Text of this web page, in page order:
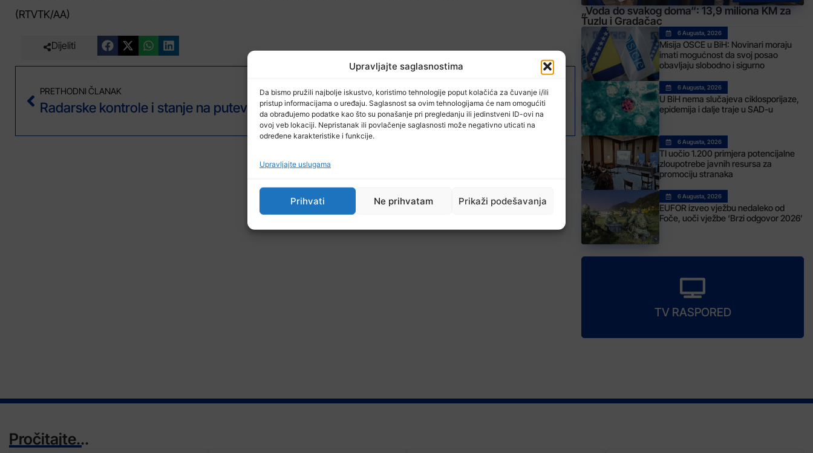
Upravljajte saglasnostima
Da bismo pružili najbolje iskustvo, koristimo tehnologije poput kolačića za čuvanje i/ili
pristup informacijama o uređaju. Saglasnost sa ovim tehnologijama će nam omogućiti
da obrađujemo podatke kao što su ponašanje pri pregledanju ili jedinstveni ID-ovi na
ovoj veb lokaciji. Nepristanak ili povlačenje saglasnosti može negativno uticati na
određene karakteristike i funkcije.
Upravljajte uslugama
Prihvati Ne prihvatam Prikaži podešavanja
(RTVTK/AA)
Dijeliti
PRETHODNI ČLANAK
Radarske kontrole i stanje na putevima (20.09.2017.)
NAREDNI ČLANAK
Mladi iz regije u Tuzli obilježavaju Međunarodni dan mira
„Voda do svakog doma“: 13,9 miliona KM za
Tuzlu i Gradačac
6 Augusta, 2026
Misija OSCE u BiH: Novinari moraju
imati mogućnost da svoj posao
obavljaju slobodno i sigurno
6 Augusta, 2026
U BiH nema slučajeva ciklosporijaze,
epidemija i dalje traje u SAD-u
6 Augusta, 2026
TI uočio 1.200 primjera potencijalne
zloupotrebe javnih resursa za
promociju stranaka
6 Augusta, 2026
EUFOR izveo vježbu nedaleko od
Foče, uoči vježbe ‘Brzi odgovor 2026’
TV RASPORED
Pročitajte...